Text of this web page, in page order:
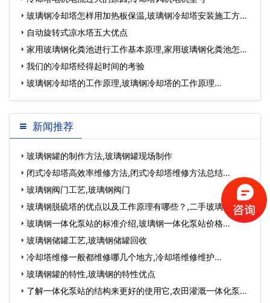
玻璃钢冷却塔怎样用加热板保温,玻璃钢冷却塔安装施工方
案…自动旋转式凉水塔五大优点
家用玻璃钢化粪池进行工作基本原理,家用玻璃钢化粪池怎样
安装…
我们的冷却塔经得起时间的考验
玻璃钢冷却塔的工作原理,玻璃钢冷却塔的工作原理…
新闻推荐
玻璃钢罐的制作方法,玻璃钢罐现场制作
闭式冷却塔高效率维修方法,闭式冷却塔维修方法总结…
玻璃钢阀门工艺,玻璃钢阀门
玻璃钢脱硫塔的优点以及工作原理有哪些？,二手玻璃钢脱硫
塔…玻璃钢一体化泵站的标准介绍,玻璃钢一体化泵站价格…
玻璃钢储罐工艺,玻璃钢储罐回收
冷却塔维修一般都维修哪几个地方,冷却塔维修维护…
玻璃钢罐的特性,玻璃钢的特性优点
了解一体化泵站的结构来更好的使用它,农田灌溉一体化泵